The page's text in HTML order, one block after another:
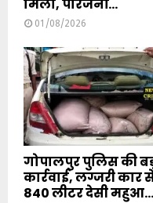
मिला, परिजनों...
01/08/2026
गोपालपुर पुलिस की
कार्रवाई, लग्जरी कार
840 लीटर देसी महुआ...